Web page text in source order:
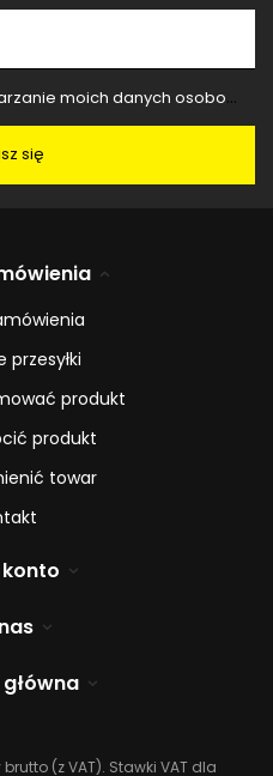
potrzeby wysyłki newslettera z informacją handlową (marketing). Więcej w
się
przesyłki
produkt
produkt
towar
(z VAT). Stawki VAT dla